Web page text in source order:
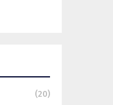
(20)